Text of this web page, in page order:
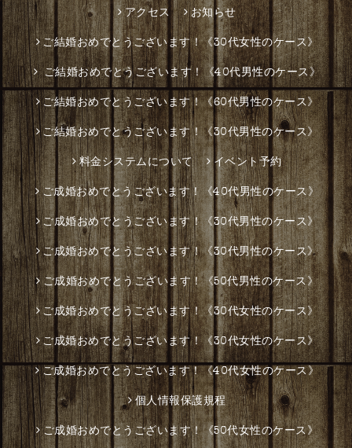
アクセス お知らせ
ご結婚おめでとうございます！《30代女性のケース》
ご結婚おめでとうございます！《40代男性のケース》
ご結婚おめでとうございます！《60代男性のケース》
ご結婚おめでとうございます！《30代男性のケース》
料金システムについて イベント予約
ご成婚おめでとうございます！《40代男性のケース》
ご成婚おめでとうございます！《30代男性のケース》
ご成婚おめでとうございます！《30代男性のケース》
ご成婚おめでとうございます！《50代男性のケース》
ご成婚おめでとうございます！《30代女性のケース》
ご成婚おめでとうございます！《30代女性のケース》
ご成婚おめでとうございます！《40代女性のケース》
個人情報保護規程
ご成婚おめでとうございます！《50代女性のケース》